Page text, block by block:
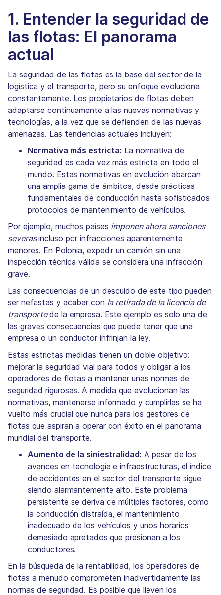
1. Entender la seguridad de
las flotas: El panorama
actual
La seguridad de las flotas es la base del sector de la
logística y el transporte, pero su enfoque evoluciona
constantemente. Los propietarios de flotas deben
adaptarse continuamente a las nuevas normativas y
tecnologías, a la vez que se defienden de las nuevas
amenazas. Las tendencias actuales incluyen:
Normativa más estricta: La normativa de
seguridad es cada vez más estricta en todo el
mundo. Estas normativas en evolución abarcan
una amplia gama de ámbitos, desde prácticas
fundamentales de conducción hasta sofisticados
protocolos de mantenimiento de vehículos.
Por ejemplo, muchos países imponen ahora sanciones
severasincluso por infracciones aparentemente
menores. En Polonia, expedir un camión sin una
inspección técnica válida se considera una infracción
grave.
Las consecuencias de un descuido de este tipo pueden
ser nefastas y acabar con la retirada de la licencia de
transportede la empresa. Este ejemplo es solo una de
las graves consecuencias que puede tener que una
empresa o un conductor infrinjan la ley.
Estas estrictas medidas tienen un doble objetivo:
mejorar la seguridad vial para todos y obligar a los
operadores de flotas a mantener unas normas de
seguridad rigurosas. A medida que evolucionan las
normativas, mantenerse informado y cumplirlas se ha
vuelto más crucial que nunca para los gestores de
flotas que aspiran a operar con éxito en el panorama
mundial del transporte.
Aumento de la siniestralidad: A pesar de los
avances en tecnología e infraestructuras, el índice
de accidentes en el sector del transporte sigue
siendo alarmantemente alto. Este problema
persistente se deriva de múltiples factores, como
la conducción distraída, el mantenimiento
inadecuado de los vehículos y unos horarios
demasiado apretados que presionan a los
conductores.
En la búsqueda de la rentabilidad, los operadores de
flotas a menudo comprometen inadvertidamente las
normas de seguridad. Es posible que lleven los